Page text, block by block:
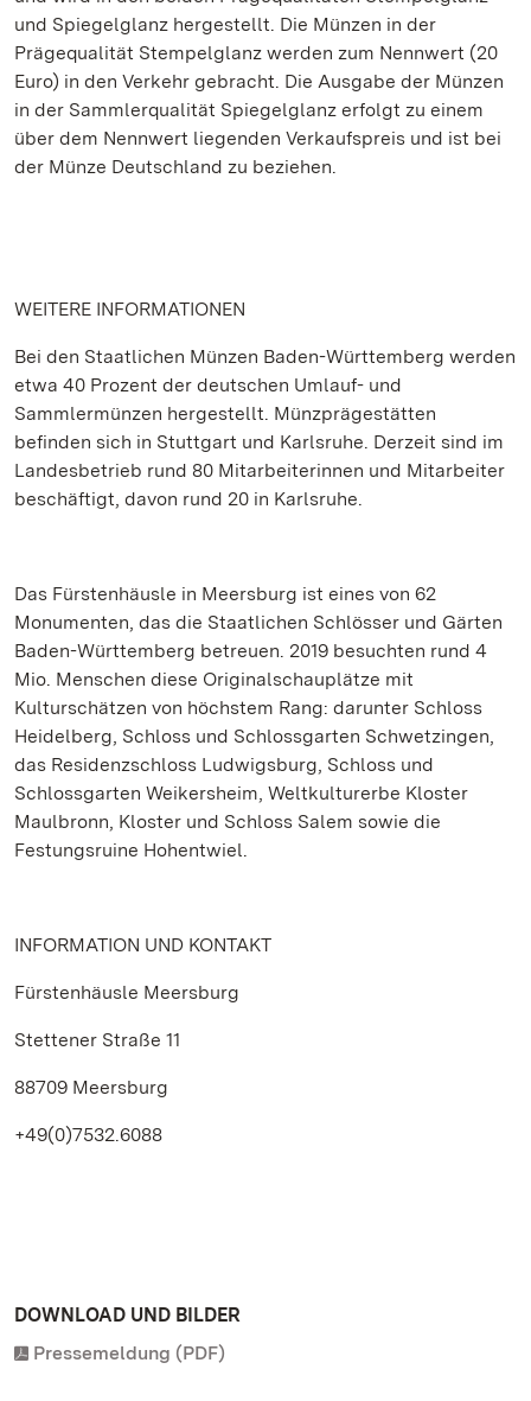
und Spiegelglanz hergestellt. Die Münzen in der
Prägequalität Stempelglanz werden zum Nennwert (20
Euro) in den Verkehr gebracht. Die Ausgabe der Münzen
in der Sammlerqualität Spiegelglanz erfolgt zu einem
über dem Nennwert liegenden Verkaufspreis und ist bei
der Münze Deutschland zu beziehen.
WEITERE INFORMATIONEN
Bei den Staatlichen Münzen Baden-Württemberg werden
etwa 40 Prozent der deutschen Umlauf- und
Sammlermünzen hergestellt. Münzprägestätten
befinden sich in Stuttgart und Karlsruhe. Derzeit sind im
Landesbetrieb rund 80 Mitarbeiterinnen und Mitarbeiter
beschäftigt, davon rund 20 in Karlsruhe.
Das Fürstenhäusle in Meersburg ist eines von 62
Monumenten, das die Staatlichen Schlösser und Gärten
Baden-Württemberg betreuen. 2019 besuchten rund 4
Mio. Menschen diese Originalschauplätze mit
Kulturschätzen von höchstem Rang: darunter Schloss
Heidelberg, Schloss und Schlossgarten Schwetzingen,
das Residenzschloss Ludwigsburg, Schloss und
Schlossgarten Weikersheim, Weltkulturerbe Kloster
Maulbronn, Kloster und Schloss Salem sowie die
Festungsruine Hohentwiel.
INFORMATION UND KONTAKT
Fürstenhäusle Meersburg
Stettener Straße 11
88709 Meersburg
+49(0)7532.6088
DOWNLOAD UND BILDER
Pressemeldung (PDF)